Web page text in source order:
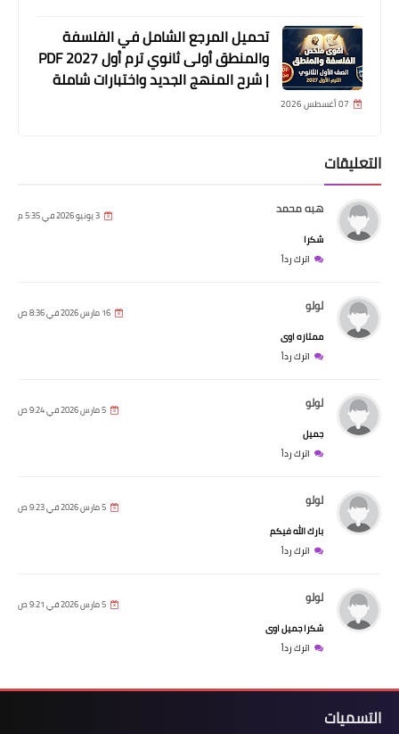
تحميل المرجع الشامل في الفلسفة
والمنطق أولى ثانوي ترم أول 2027 PDF
| شرح المنهج الجديد واختبارات شاملة
07 أغسطس 2026
التعليقات
هبه محمد 3 يونيو 2026 في 5:35 م
شكرا
اترك رداً
لولو 16 مارس 2026 في 8:36 ص
ممتازه اوى
اترك رداً
لولو 5 مارس 2026 في 9:24 ص
جميل
اترك رداً
لولو 5 مارس 2026 في 9:23 ص
بارك الله فيكم
اترك رداً
لولو 5 مارس 2026 في 9:21 ص
شكرا جميل اوى
اترك رداً
التسميات